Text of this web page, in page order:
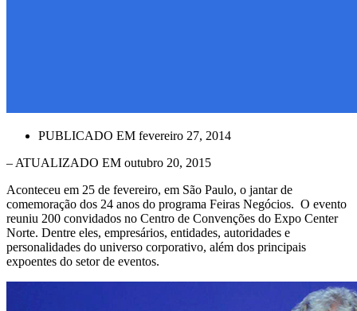
PUBLICADO EM fevereiro 27, 2014
– ATUALIZADO EM outubro 20, 2015
Aconteceu em 25 de fevereiro, em São Paulo, o jantar de
comemoração dos 24 anos do programa Feiras Negócios. O evento
reuniu 200 convidados no Centro de Convenções do Expo Center
Norte. Dentre eles, empresários, entidades, autoridades e
personalidades do universo corporativo, além dos principais
expoentes do setor de eventos.